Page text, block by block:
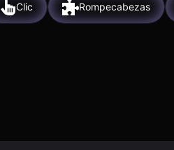
Clic Rompecabezas